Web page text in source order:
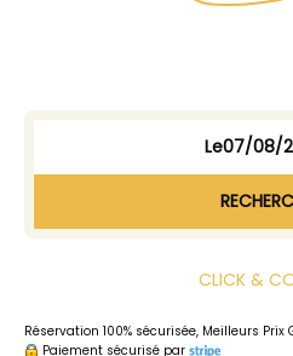
Le
CLICK &
Réservation 100% sécurisée, Meilleurs
Paiement sécurisé par